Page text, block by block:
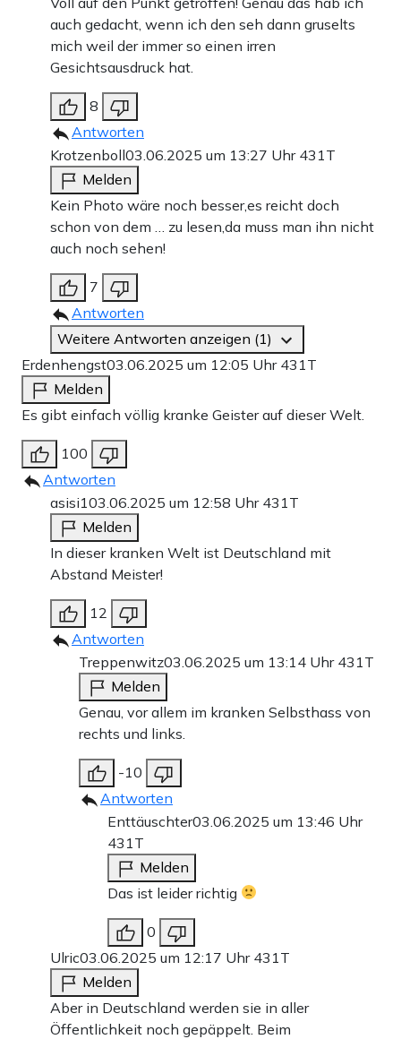
auch gedacht, wenn ich den seh dann gruselts
mich weil der immer so einen irren
Gesichtsausdruck hat.
8
Antworten
Krotzenboll03.06.2025 um 13:27 Uhr 431T
Melden
Kein Photo wäre noch besser,es reicht doch
schon von dem … zu lesen,da muss man ihn nicht
auch noch sehen!
7
Antworten
Weitere Antworten anzeigen (1)
Erdenhengst03.06.2025 um 12:05 Uhr 431T
Melden
Es gibt einfach völlig kranke Geister auf dieser Welt.
100
Antworten
asisi103.06.2025 um 12:58 Uhr 431T
Melden
In dieser kranken Welt ist Deutschland mit
Abstand Meister!
12
Antworten
Treppenwitz03.06.2025 um 13:14 Uhr 431T
Melden
Genau, vor allem im kranken Selbsthass von
rechts und links.
-10
Antworten
Enttäuschter03.06.2025 um 13:46 Uhr
431T
Melden
Das ist leider richtig
0
Ulric03.06.2025 um 12:17 Uhr 431T
Melden
Aber in Deutschland werden sie in aller
Öffentlichkeit noch gepäppelt. Beim